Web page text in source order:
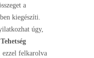
a
kiegészíti.
úgy,
ezzel felkarolva